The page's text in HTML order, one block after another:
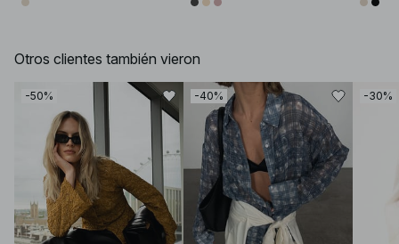
Otros clientes también vieron
-50% -40% -30%